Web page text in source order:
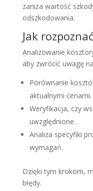
zaniża wartość
odszkodowania.
Jak
Analizowanie
aby zwrócić uwagę
Porównanie
aktualnymi cenami.
Weryfikacja, czy
uwzględnione.
Analiza specyfiki
wymagań.
Dzięki tym krokom,
błędy.